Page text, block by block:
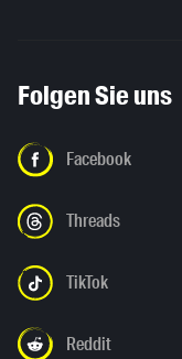
Folgen Sie uns
Facebook
Threads
TikTok
Reddit